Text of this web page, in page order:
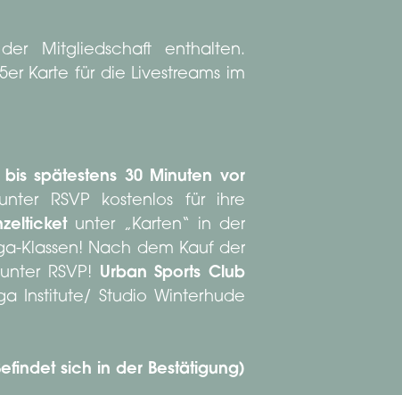
Mitgliedschaft enthalten.
Karte für die Livestreams im
bis spätestens 30 Minuten vor
RSVP kostenlos für ihre
unter „Karten“ in der
Klassen! Nach dem Kauf der
RSVP! Urban Sports Club
Institute/ Studio Winterhude
sich in der Bestätigung)